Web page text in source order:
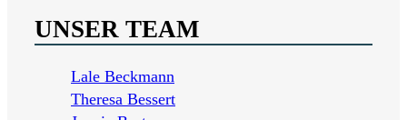
UNSER TEAM
Lale Beckmann
Theresa Bessert